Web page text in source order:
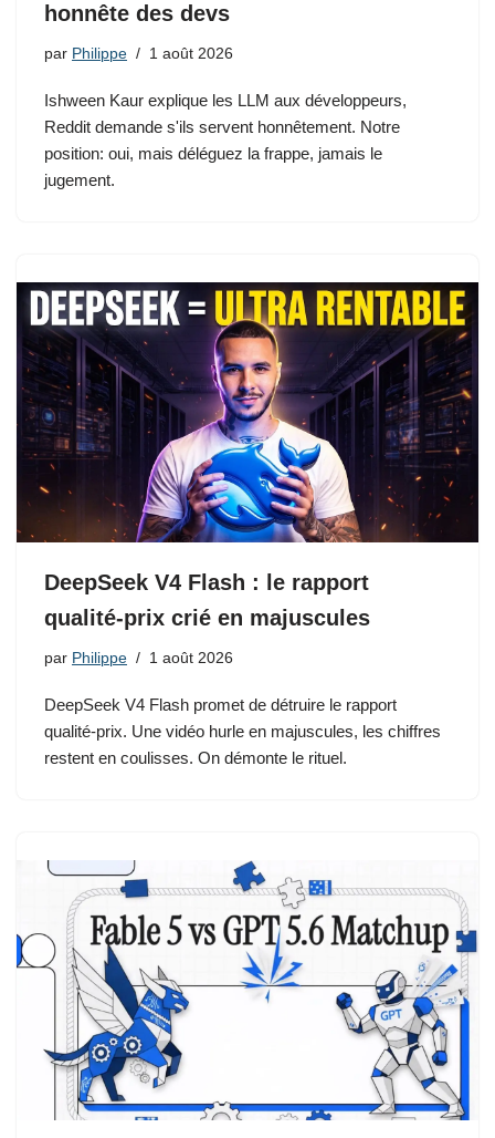
honnête des devs
par Philippe 1 août 2026
Ishween Kaur explique les LLM aux développeurs,
Reddit demande s'ils servent honnêtement. Notre
position: oui, mais déléguez la frappe, jamais le
jugement.
DeepSeek V4 Flash : le rapport
qualité-prix crié en majuscules
par Philippe 1 août 2026
DeepSeek V4 Flash promet de détruire le rapport
qualité-prix. Une vidéo hurle en majuscules, les chiffres
restent en coulisses. On démonte le rituel.